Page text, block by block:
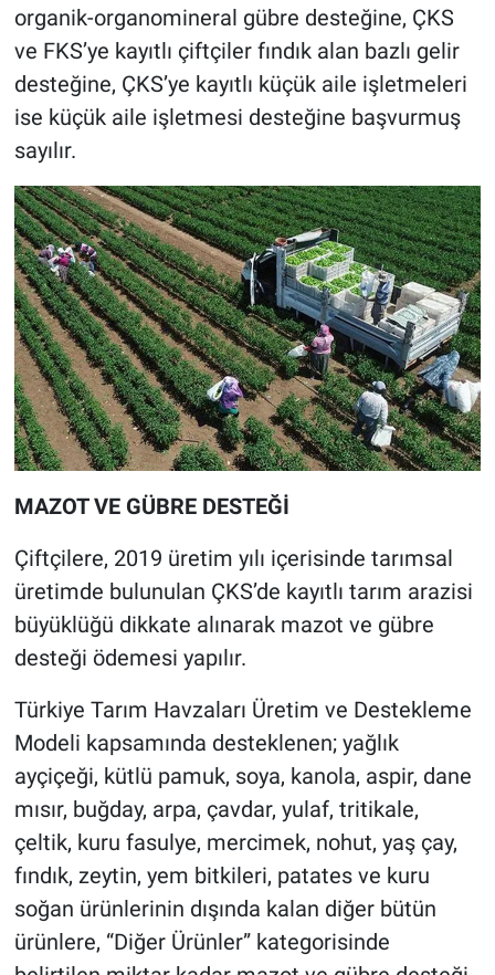
organik-organomineral gübre desteğine, ÇKS
ve FKS’ye kayıtlı çiftçiler fındık alan bazlı gelir
desteğine, ÇKS’ye kayıtlı küçük aile işletmeleri
ise küçük aile işletmesi desteğine başvurmuş
sayılır.
MAZOT VE GÜBRE DESTEĞİ
Çiftçilere, 2019 üretim yılı içerisinde tarımsal
üretimde bulunulan ÇKS’de kayıtlı tarım arazisi
büyüklüğü dikkate alınarak mazot ve gübre
desteği ödemesi yapılır.
Türkiye Tarım Havzaları Üretim ve Destekleme
Modeli kapsamında desteklenen; yağlık
ayçiçeği, kütlü pamuk, soya, kanola, aspir, dane
mısır, buğday, arpa, çavdar, yulaf, tritikale,
çeltik, kuru fasulye, mercimek, nohut, yaş çay,
fındık, zeytin, yem bitkileri, patates ve kuru
soğan ürünlerinin dışında kalan diğer bütün
ürünlere, “Diğer Ürünler” kategorisinde